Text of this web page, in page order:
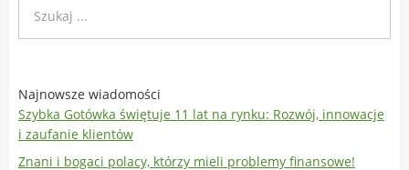
Najnowsze wiadomości
Szybka Gotówka świętuje 11 lat na rynku: Rozwój, innowacje
i zaufanie klientów
Znani i bogaci polacy, którzy mieli problemy finansowe!